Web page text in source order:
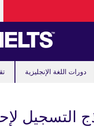
دورات اللغة الإنجليزية
التسجيل